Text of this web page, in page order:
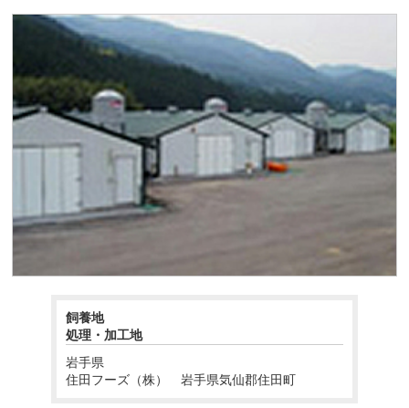
飼養地
処理・加工地
岩手県
住田フーズ（株） 岩手県気仙郡住田町